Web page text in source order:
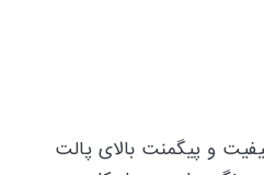
کیفیت و پیگمنت بالای پالت